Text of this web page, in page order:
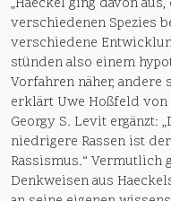
verschiedenen Spezies
verschiedene
stünden also einem
Vorfahren näher,
erklärt Uwe Hoßfeld von
Georgy S. Levit ergänzt:
niedrigere Rassen ist
Rassismus.“ Vermutlich
Denkweisen aus